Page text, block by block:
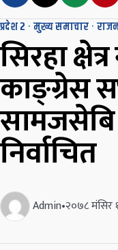
प्रदेश २ · मुख्य समाचार ·
सिरहा
काङ्ग्रेस
सामजसेबि
निर्वाचित
Admin•२०७८ मंसिर